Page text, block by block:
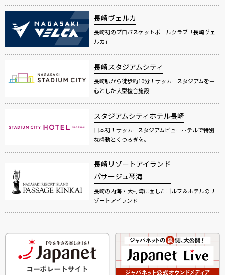
長崎ヴェルカ
長崎初のプロバスケットボールクラブ「長崎ヴェ
ルカ」
長崎スタジアムシティ
長崎駅から徒歩約10分！サッカースタジアムを中
心とした大型複合施設
スタジアムシティホテル長崎
日本初！サッカースタジアムビューホテルで特別
な感動とくつろぎを。
長崎リゾートアイランド
パサージュ琴海
長崎の内海・大村湾に面したゴルフ＆ホテルのリ
ゾートアイランド